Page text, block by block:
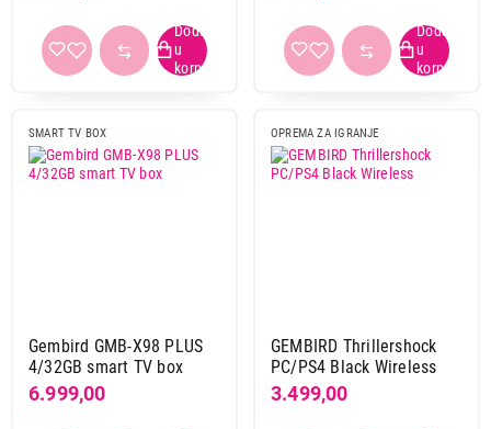
SMART TV BOX
Gembird GMB-X98 PLUS
4/32GB smart TV box
6.999,00
OPREMA ZA IGRANJE
GEMBIRD Thrillershock
PC/PS4 Black Wireless
3.499,00